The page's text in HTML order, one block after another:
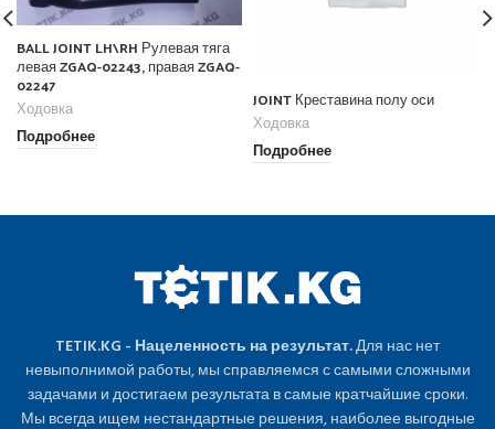
BALL JOINT LH\RH Рулевая тяга
левая ZGAQ-02243, правая ZGAQ-
02247
Ходовка
Подробнее
JOINT Креставина полу оси
Ходовка
Подробнее
TETIK.KG - Нацеленность на результат.Для нас нет
невыполнимой работы, мы справляемся с самыми сложными
задачами и достигаем результата в самые кратчайшие сроки.
Мы всегда ищем нестандартные решения, наиболее выгодные